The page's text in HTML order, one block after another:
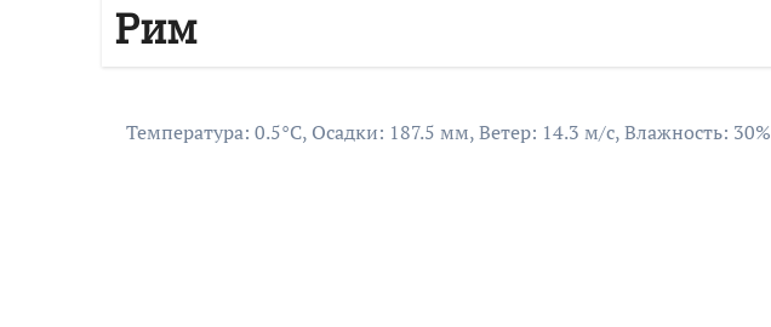
Рим
Температура: 0.5°C, Осадки: 187.5 мм, Ветер: 14.3 м/с, Влажность: 30%